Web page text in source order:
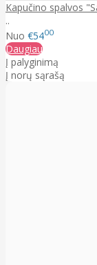
Kapučino spalvos
..
Nuo €5400
Daugiau
Į palyginimą
Į norų sąrašą